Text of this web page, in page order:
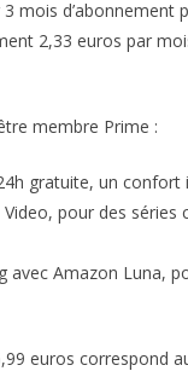
mois d’abonnement
2,33 euros par
membre Prime :
gratuite, un confort
Video, pour des séries
avec Amazon Luna,
euros correspond